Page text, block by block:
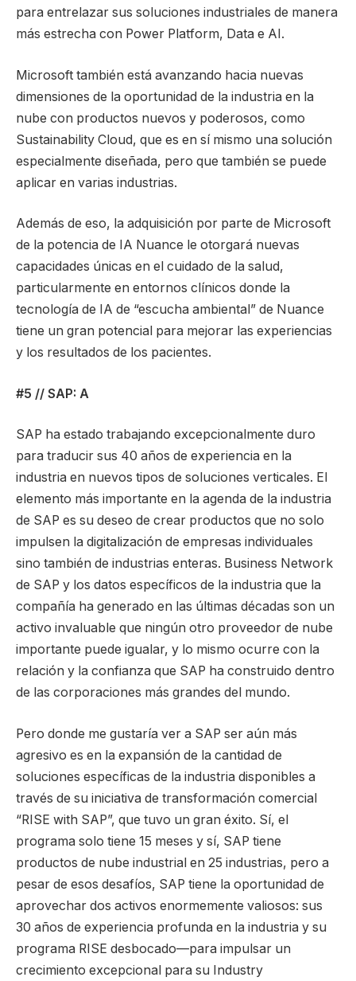
para entrelazar sus soluciones industriales de manera
más estrecha con Power Platform, Data e AI.
Microsoft también está avanzando hacia nuevas
dimensiones de la oportunidad de la industria en la
nube con productos nuevos y poderosos, como
Sustainability Cloud, que es en sí mismo una solución
especialmente diseñada, pero que también se puede
aplicar en varias industrias.
Además de eso, la adquisición por parte de Microsoft
de la potencia de IA Nuance le otorgará nuevas
capacidades únicas en el cuidado de la salud,
particularmente en entornos clínicos donde la
tecnología de IA de “escucha ambiental” de Nuance
tiene un gran potencial para mejorar las experiencias
y los resultados de los pacientes.
#5 // SAP: A
SAP ha estado trabajando excepcionalmente duro
para traducir sus 40 años de experiencia en la
industria en nuevos tipos de soluciones verticales. El
elemento más importante en la agenda de la industria
de SAP es su deseo de crear productos que no solo
impulsen la digitalización de empresas individuales
sino también de industrias enteras. Business Network
de SAP y los datos específicos de la industria que la
compañía ha generado en las últimas décadas son un
activo invaluable que ningún otro proveedor de nube
importante puede igualar, y lo mismo ocurre con la
relación y la confianza que SAP ha construido dentro
de las corporaciones más grandes del mundo.
Pero donde me gustaría ver a SAP ser aún más
agresivo es en la expansión de la cantidad de
soluciones específicas de la industria disponibles a
través de su iniciativa de transformación comercial
“RISE with SAP”, que tuvo un gran éxito. Sí, el
programa solo tiene 15 meses y sí, SAP tiene
productos de nube industrial en 25 industrias, pero a
pesar de esos desafíos, SAP tiene la oportunidad de
aprovechar dos activos enormemente valiosos: sus
30 años de experiencia profunda en la industria y su
programa RISE desbocado—para impulsar un
crecimiento excepcional para su Industry